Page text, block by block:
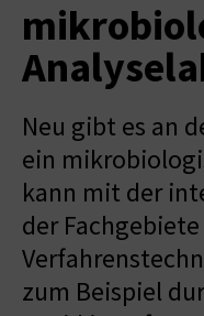
Neu gibt es an
ein
kann mit der
der
zum Beispiel